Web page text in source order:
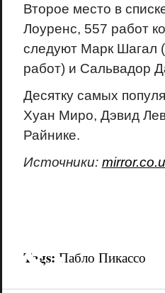
Второе место в
Лоуренс, 557 работ
следуют Марк Шагал
работ) и Сальвадор
Десятку самых
Хуан Миро, Дэвид
Райнике.
Источники:
Tags: Пабло Пикассо
18+